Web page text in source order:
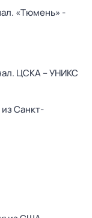
«Тюмень» -
ЦСКА – УНИКС
Санкт-